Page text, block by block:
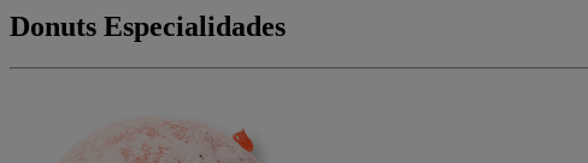
Donuts Especialidades